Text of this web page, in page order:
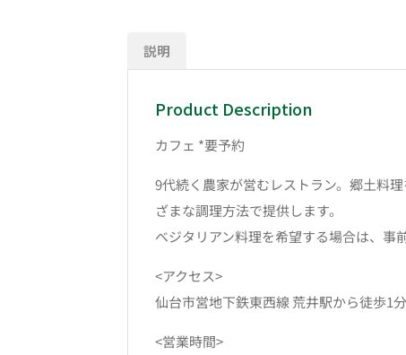
説明
Product Description
カフェ *要予約
9代続く農家が営むレストラン。郷土料
ざまな調理方法で提供します。
ベジタリアン料理を希望する場合は、事
<アクセス>
仙台市営地下鉄東西線 荒井駅から徒歩1分
<営業時間>